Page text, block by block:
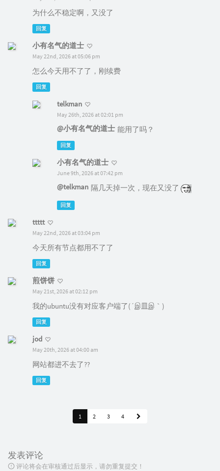
为什么不稳定啊，又没了
回复
小有名气的道士
May 22nd, 2026 at 05:06 pm
怎么今天用不了了，刚续费
回复
telkman
May 26th, 2026 at 02:01 pm
@小有名气的道士 能用了吗？
回复
小有名气的道士
June 9th, 2026 at 07:42 pm
@telkman 隔几天掉一次，现在又没了
回复
ttttt
May 22nd, 2026 at 03:04 pm
今天所有节点都用不了了
回复
煎饼饼
May 21st, 2026 at 02:12 pm
我的ubuntu没有对应客户端了(´இ皿இ｀)
回复
jod
May 20th, 2026 at 04:00 am
网站都进不去了??
回复
1 2 3 4
发表评论
评论将会在审核通过后显示，请勿重复提交！